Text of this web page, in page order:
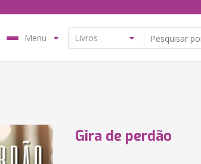
Menu
Gira de perdão